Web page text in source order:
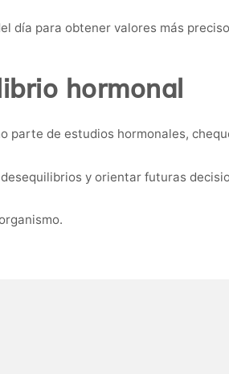
día para obtener valores más
hormonal
parte de estudios hormonales,
y orientar futuras